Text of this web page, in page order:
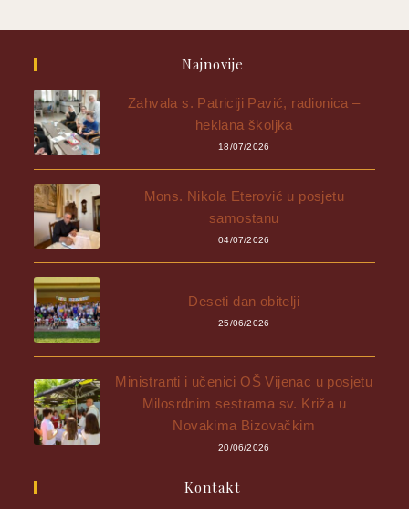
Najnovije
Zahvala s. Patriciji Pavić, radionica –
heklana školjka
18/07/2026
Mons. Nikola Eterović u posjetu
samostanu
04/07/2026
Deseti dan obitelji
25/06/2026
Ministranti i učenici OŠ Vijenac u posjetu
Milosrdnim sestrama sv. Križa u
Novakima Bizovačkim
20/06/2026
Kontakt